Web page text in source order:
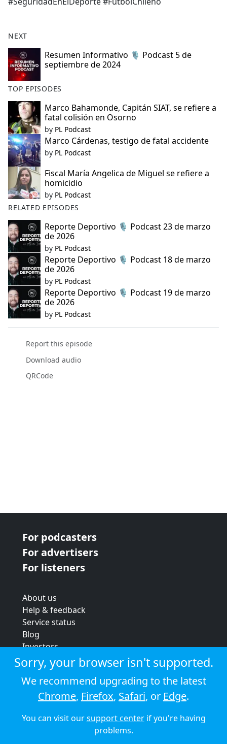
NEXT
Resumen Informativo 🎙️ Podcast 5 de
septiembre de 2024
TOP EPISODES
Marco Bahamonde, Capitán SIAT, se refiere a
fatal colisión en Osorno
by PL Podcast
Marco Cárdenas, testigo de fatal accidente
by PL Podcast
Fiscal María Angelica de Miguel se refiere a
homicidio
by PL Podcast
RELATED EPISODES
Reporte Deportivo 🎙️ Podcast 23 de marzo
de 2026
by PL Podcast
Reporte Deportivo 🎙️ Podcast 18 de marzo
de 2026
by PL Podcast
Reporte Deportivo 🎙️ Podcast 19 de marzo
de 2026
by PL Podcast
Report this episode
Download audio
QRCode
For podcasters
For advertisers
For listeners
About us
Help & feedback
Service status
Blog
Investors
Strategic review
Terms & conditions
Privacy policy
Cookie policy
© 2026 Audioboom
Sorry, your browser isn't supported.
We recommend upgrading to the latest
Chrome, Firefox, Safari, or Edge.
You can visit oursupport centerif you're having
problems.